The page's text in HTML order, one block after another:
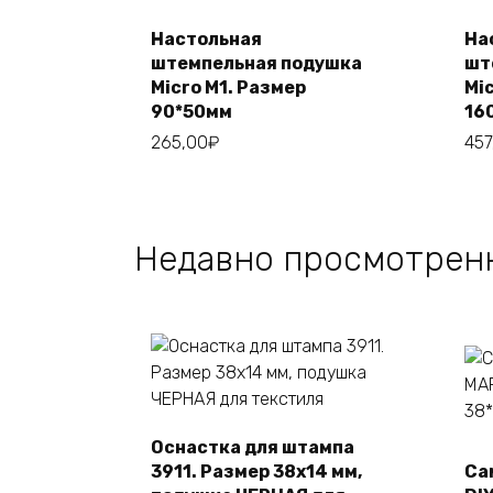
Выберите
параметры
товар
имеет
на
странице
Настольная
штемпельная подушка
Micro М1. Размер
90*50мм
265,00₽
Недавно
Выберите
параметры
Этот
товар
Оснастка для штампа
3911. Размер 38х14 мм,